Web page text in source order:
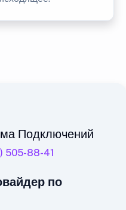
Подключений
505-88-41
по